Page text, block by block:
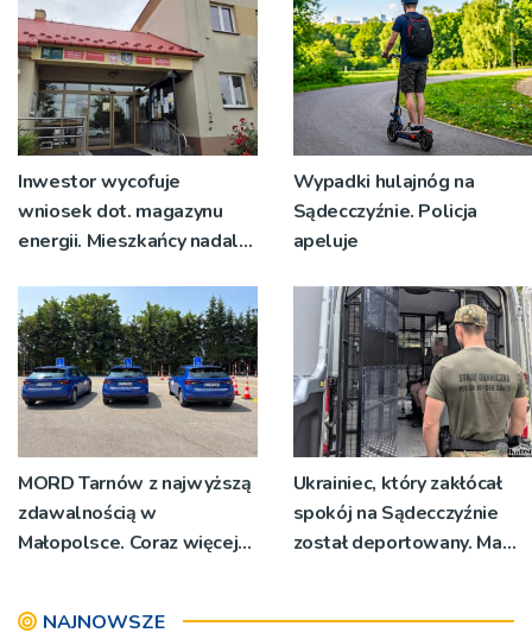
Inwestor wycofuje
wniosek dot. magazynu
energii. Mieszkańcy nadal
pikietę przed urzędem
Wypadki hulajnóg na
Sądecczyźnie. Policja
apeluje
MORD Tarnów z najwyższą
zdawalnością w
Małopolsce. Coraz więcej
Ukrainiec, który zakłócał
spokój na Sądecczyźnie
został deportowany. Ma
NAJNOWSZE